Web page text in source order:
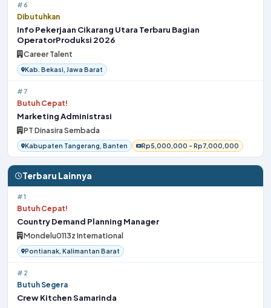
#6
Dibutuhkan
Info Pekerjaan Cikarang Utara Terbaru Bagian
OperatorProduksi 2026
Career Talent
Kab. Bekasi, Jawa Barat
#7
Butuh Cepat!
Marketing Administrasi
PT Dinasira Sembada
Kabupaten Tangerang, Banten Rp5,000,000 - Rp7,000,000
Terbaru Lainnya
#1
Butuh Cepat!
Country Demand Planning Manager
Mondelu0113z International
Pontianak, Kalimantan Barat
#2
Butuh Segera
Crew Kitchen Samarinda